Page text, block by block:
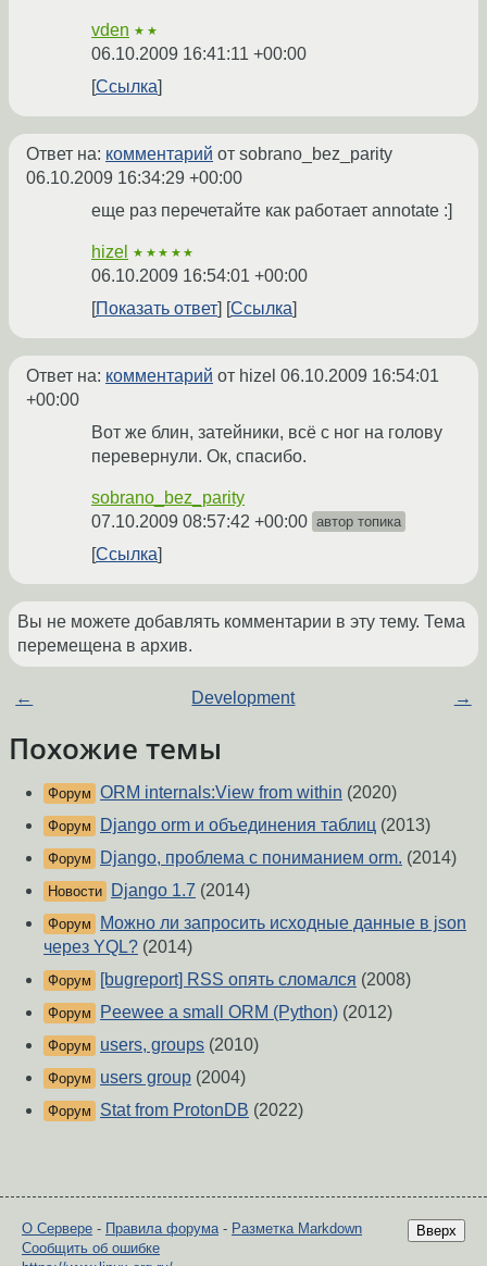
vden ★★
06.10.2009 16:41:11 +00:00
Ссылка
Ответ на: комментарий от sobrano_bez_parity
06.10.2009 16:34:29 +00:00
еще раз перечетайте как работает annotate :]
hizel ★★★★★
06.10.2009 16:54:01 +00:00
Показать ответ
Ссылка
Ответ на: комментарий от hizel 06.10.2009 16:54:01
+00:00
Вот же блин, затейники, всё с ног на голову
перевернули. Ок, спасибо.
sobrano_bez_parity
07.10.2009 08:57:42 +00:00 автор топика
Ссылка
Вы не можете добавлять комментарии в эту тему. Тема
перемещена в архив.
← Development →
Похожие темы
Форум ORM internals:View from within (2020)
Форум Django orm и объединения таблиц (2013)
Форум Django, проблема с пониманием orm. (2014)
Новости Django 1.7 (2014)
Форум
Можно ли запросить исходные данные в json
через YQL? (2014)
Форум [bugreport] RSS опять сломался (2008)
Форум Peewee a small ORM (Python) (2012)
Форум users, groups (2010)
Форум users group (2004)
Форум Stat from ProtonDB (2022)
Вверх
О Сервере - Правила форума- Разметка Markdown
Сообщить об ошибке